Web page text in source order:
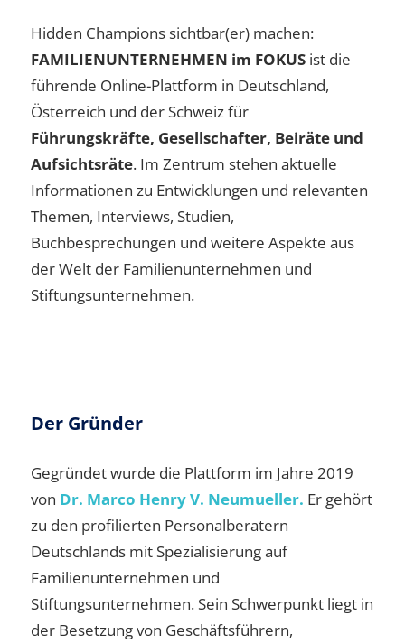
Hidden Champions sichtbar(er) machen:
FAMILIENUNTERNEHMEN im FOKUS ist die
führende Online-Plattform in Deutschland,
Österreich und der Schweiz für
Führungskräfte, Gesellschafter, Beiräte und
Aufsichtsräte. Im Zentrum stehen aktuelle
Informationen zu Entwicklungen und relevanten
Themen, Interviews, Studien,
Buchbesprechungen und weitere Aspekte aus
der Welt der Familienunternehmen und
Stiftungsunternehmen.
Der Gründer
Gegründet wurde die Plattform im Jahre 2019
von Dr. Marco Henry V. Neumueller. Er gehört
zu den profilierten Personalberatern
Deutschlands mit Spezialisierung auf
Familienunternehmen und
Stiftungsunternehmen. Sein Schwerpunkt liegt in
der Besetzung von Geschäftsführern,